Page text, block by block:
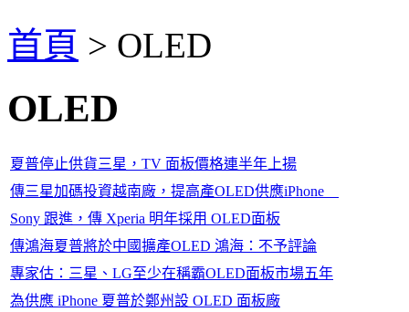
首頁 > OLED
OLED
夏普停止供貨三星，TV 面板價格連半年上揚
傳三星加碼投資越南廠，提高產OLED供應iPhone
Sony 跟進，傳 Xperia 明年採用 OLED面板
傳鴻海夏普將於中國擴產OLED 鴻海：不予評論
專家估：三星、LG至少在稱霸OLED面板市場五年
為供應 iPhone 夏普於鄭州設 OLED 面板廠